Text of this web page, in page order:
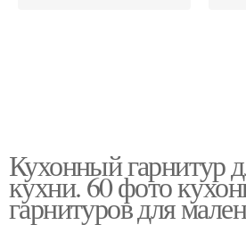
Кухонный гарнитур
кухни. 60 фото
гарнитуров для